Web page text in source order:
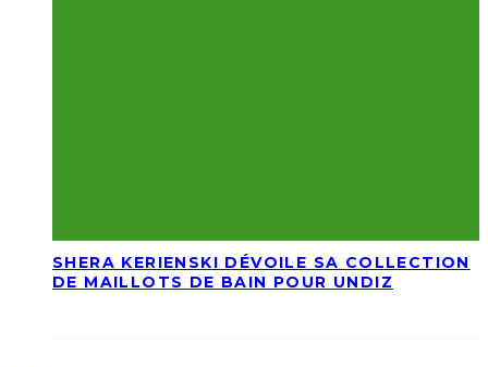
SHERA KERIENSKI DÉVOILE SA COLLECTION
DE MAILLOTS DE BAIN POUR UNDIZ